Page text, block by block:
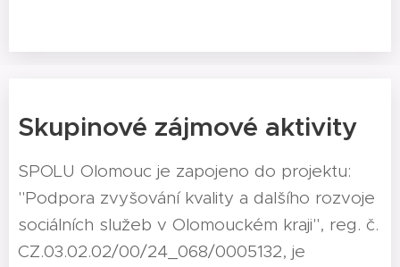
Skupinové zájmové aktivity
SPOLU Olomouc je zapojeno do projektu:
"Podpora zvyšování kvality a dalšího rozvoje
sociálních služeb v Olomouckém kraji", reg. č.
CZ.03.02.02/00/24_068/0005132, je